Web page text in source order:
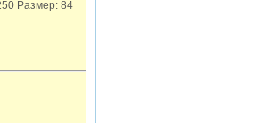
Размер: 84